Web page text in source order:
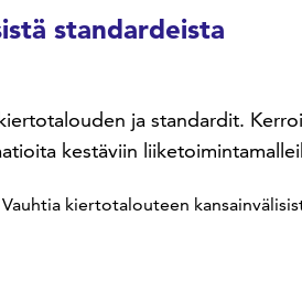
standardeista
ja standardit.
kestäviin
Vauhtia kiertotalouteen